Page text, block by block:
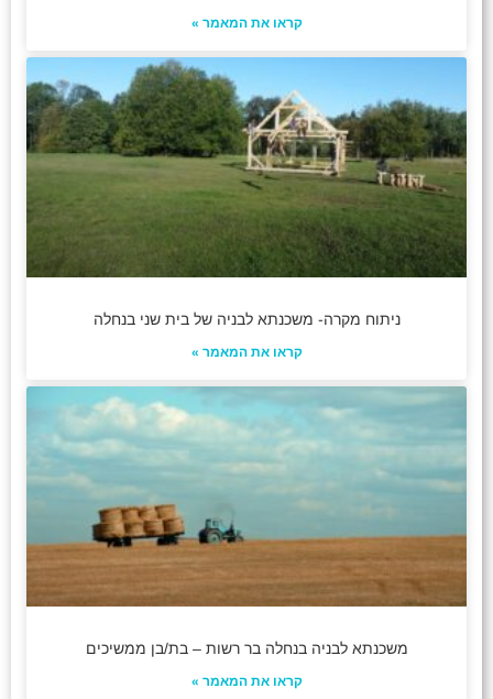
קראו את המאמר »
ניתוח מקרה- משכנתא לבניה של בית שני בנחלה
קראו את המאמר »
משכנתא לבניה בנחלה בר רשות – בת/בן ממשיכים
קראו את המאמר »